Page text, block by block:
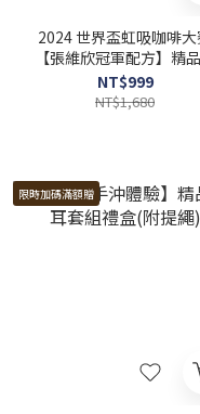
2024 世界盃虹吸咖啡
【張維欣冠軍配方】精
耳咖啡禮盒(附提繩)
NT$999
NT$1,680
限時加碼滿額贈